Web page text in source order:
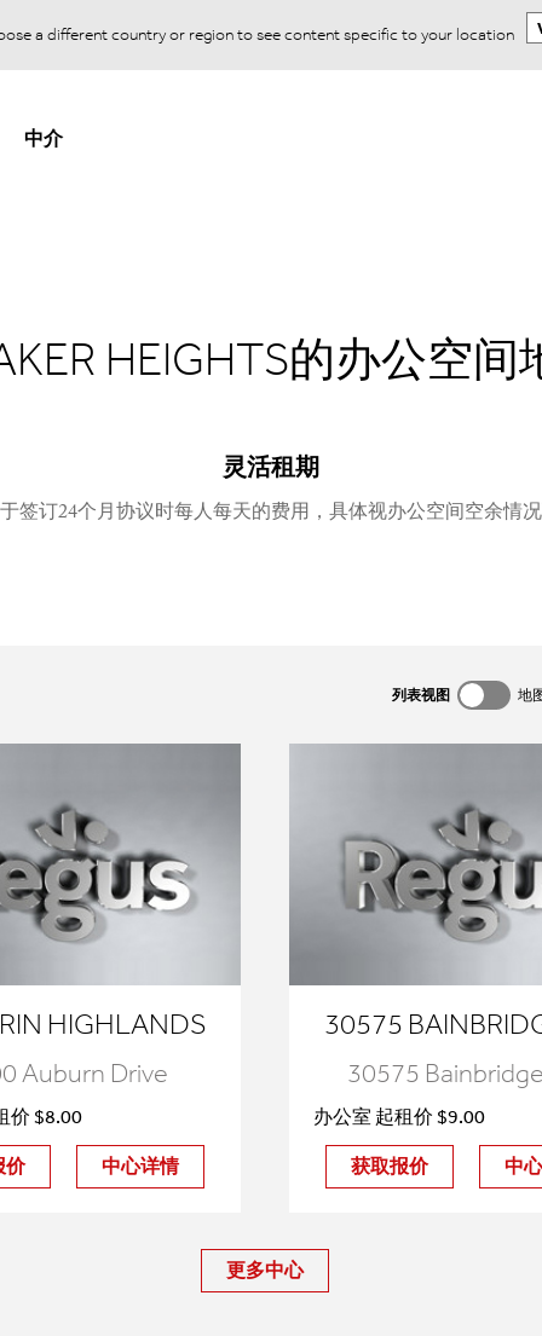
a different country or region to see content specific to your location
中介
HEIGHTS的办公空间
灵活租期
签订24个月协议时每人每天的费用，具体视办公空间空余情况
列表视图 地
HIGHLANDS
Auburn Drive
价 $8.00
价 中心详情
30575
30575
办公室 起租价 $9.00
获取报价 中
更多中心